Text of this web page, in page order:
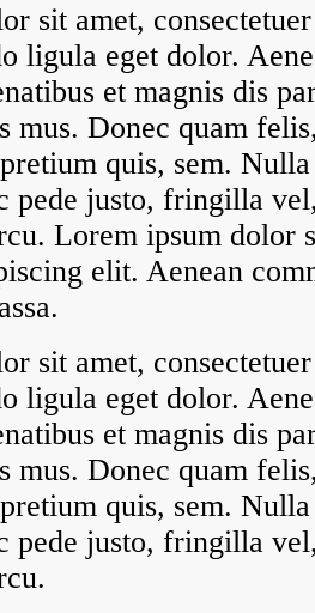
sit amet,
ligula eget dolor.
et magnis dis
mus. Donec quam
quis, sem. Nulla
pede justo, fringilla
Lorem ipsum dolor
elit. Aenean
sit amet,
ligula eget dolor.
et magnis dis
mus. Donec quam
quis, sem. Nulla
pede justo, fringilla